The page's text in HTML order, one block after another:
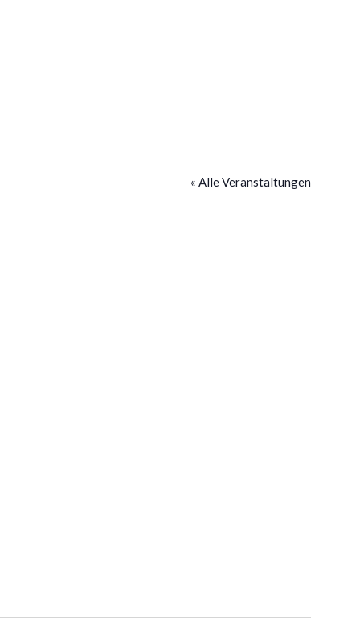
« Alle Veranstaltungen